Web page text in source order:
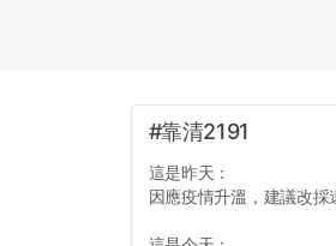
#靠清2191
這是昨天：
因應疫情升溫，建議改採